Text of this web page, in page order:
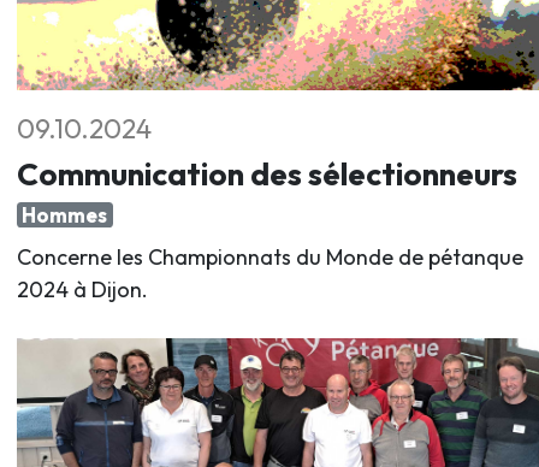
09.10.2024
Communication des sélectionneurs
Hommes
Concerne les Championnats du Monde de pétanque
2024 à Dijon.